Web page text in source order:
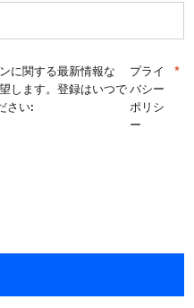
*
に関する最新情報な
します。登録はいつで
さい:
プライ
バシー
ポリシ
ー